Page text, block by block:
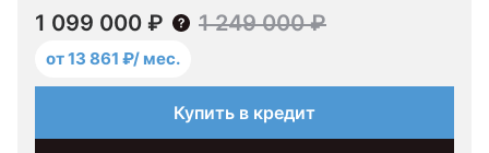
1 099 000 ₽ 1 249 000 ₽
от 13 861 ₽/ мес.
Купить в кредит